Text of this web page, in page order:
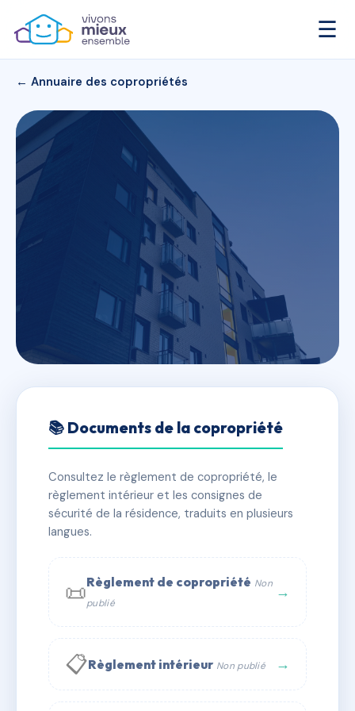
☰
← Annuaire des copropriétés
5 MONTEE DU BELVEDERE
✓ Immatriculée 🏠 8 lots 🏗 1 bâtiment(s)
📞 Contacter Syndic Digital
📚 Documents de la copropriété
Consultez le règlement de copropriété, le
règlement intérieur et les consignes de
sécurité de la résidence, traduits en plusieurs
langues.
📜Règlement de copropriété Non
publié
→
📋Règlement intérieur Non publié →